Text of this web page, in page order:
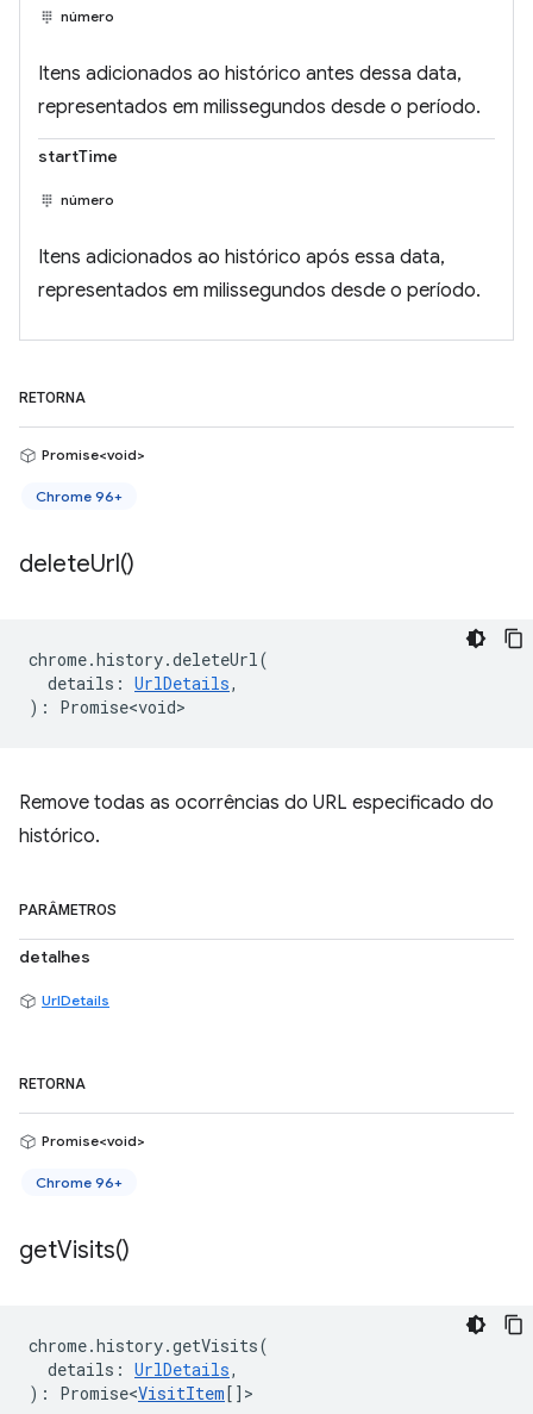
número
Itens adicionados ao histórico antes dessa data,
representados em milissegundos desde o período.
startTime
número
Itens adicionados ao histórico após essa data,
representados em milissegundos desde o período.
RETORNA
Promise<void>
Chrome 96+
deleteUrl()
chrome.history.deleteUrl(
details : UrlDetails,
) : Promise<void>
Remove todas as ocorrências do URL especificado do
histórico.
PARÂMETROS
detalhes
UrlDetails
RETORNA
Promise<void>
Chrome 96+
getVisits()
chrome.history.getVisits(
details : UrlDetails,
) : Promise<VisitItem[] >